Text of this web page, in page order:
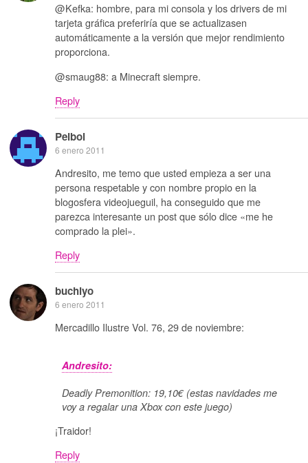
@Kefka: hombre, para mi consola y los drivers de mi
tarjeta gráfica preferiría que se actualizasen
automáticamente a la versión que mejor rendimiento
proporciona.
@smaug88: a Minecraft siempre.
Reply
Peibol
6 enero 2011
Andresito, me temo que usted empieza a ser una
persona respetable y con nombre propio en la
blogosfera videojueguil, ha conseguido que me
parezca interesante un post que sólo dice «me he
comprado la plei».
Reply
buchiyo
6 enero 2011
Mercadillo Ilustre Vol. 76, 29 de noviembre:
Andresito:
Deadly Premonition: 19,10€ (estas navidades me
voy a regalar una Xbox con este juego)
¡Traidor!
Reply